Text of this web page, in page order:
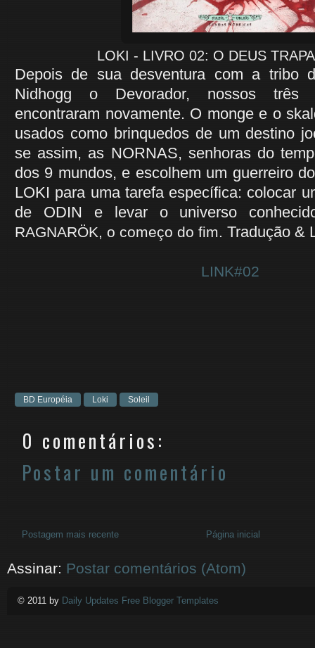
LOKI - LIVRO 02: O DEUS
Depois de sua desventura com a tribo
Nidhogg o Devorador, nossos três
encontraram novamente. O monge e o
usados como brinquedos de um destino
se assim, as NORNAS, senhoras do
dos 9 mundos, e escolhem um guerreiro
LOKI para uma tarefa específica: colocar
de ODIN e levar o universo
RAGNARÖK, o começo do fim. Tradução &
LINK#02
BD Européia Loki Soleil
0 comentários:
Postar um comentário
Postagem mais recente Página inicial
Assinar: Postar comentários (Atom)
© 2011 by Daily Updates Free Blogger Templates